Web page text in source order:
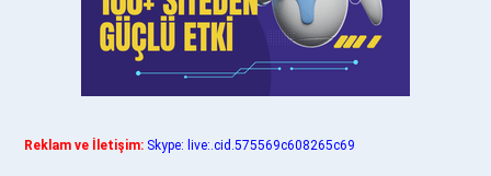
Reklam ve İletişim: Skype: live:.cid.575569c608265c69